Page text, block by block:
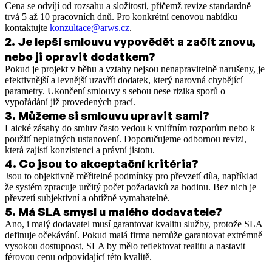
Cena se odvíjí od rozsahu a složitosti, přičemž revize standardně
trvá 5 až 10 pracovních dnů. Pro konkrétní cenovou nabídku
kontaktujte konzultace@arws.cz.
2. Je lepší smlouvu vypovědět a začít znovu,
nebo ji opravit dodatkem?
Pokud je projekt v běhu a vztahy nejsou nenapravitelně narušeny, je
efektivnější a levnější uzavřít dodatek, který narovná chybějící
parametry. Ukončení smlouvy s sebou nese rizika sporů o
vypořádání již provedených prací.
3. Můžeme si smlouvu upravit sami?
Laické zásahy do smluv často vedou k vnitřním rozporům nebo k
použití neplatných ustanovení. Doporučujeme odbornou revizi,
která zajistí konzistenci a právní jistotu.
4. Co jsou to akceptační kritéria?
Jsou to objektivně měřitelné podmínky pro převzetí díla, například
že systém zpracuje určitý počet požadavků za hodinu. Bez nich je
převzetí subjektivní a obtížně vymahatelné.
5. Má SLA smysl u malého dodavatele?
Ano, i malý dodavatel musí garantovat kvalitu služby, protože SLA
definuje očekávání. Pokud malá firma nemůže garantovat extrémně
vysokou dostupnost, SLA by mělo reflektovat realitu a nastavit
férovou cenu odpovídající této kvalitě.